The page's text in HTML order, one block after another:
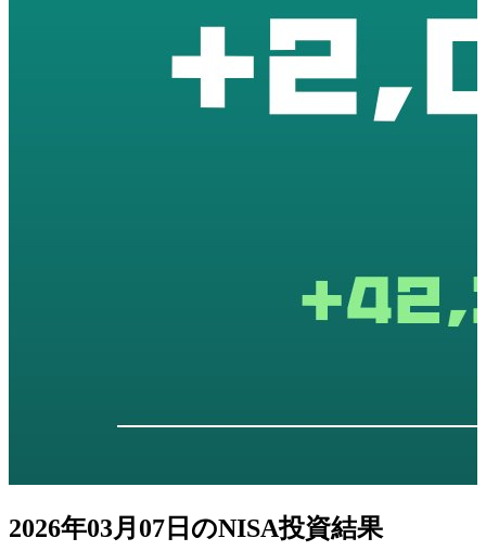
2026年03月07日のNISA投資結果